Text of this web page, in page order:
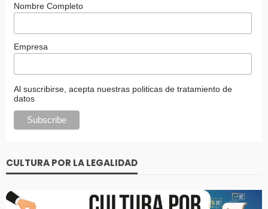
Nombre Completo
Empresa
Al suscribirse, acepta nuestras politicas de tratamiento de
datos
CULTURA POR LA LEGALIDAD